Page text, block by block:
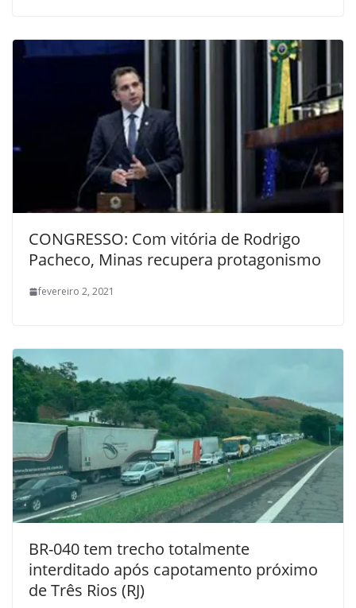
CONGRESSO: Com vitória de Rodrigo
Pacheco, Minas recupera protagonismo
fevereiro 2, 2021
BR-040 tem trecho totalmente
interditado após capotamento próximo
de Três Rios (RJ)